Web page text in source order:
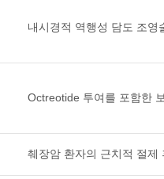
내시경적 역행성 담도 조
Octreotide 투여를 포함한
췌장암 환자의 근치적 절제